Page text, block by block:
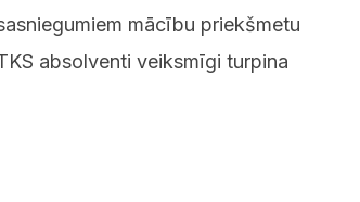
mācību priekšmetu
absolventi veiksmīgi turpina